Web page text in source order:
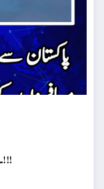
پاکستان سے سعودی عرب جانے